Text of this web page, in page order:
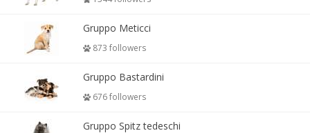
Gruppo Meticci
873 followers
Gruppo Bastardini
676 followers
Gruppo Spitz tedeschi